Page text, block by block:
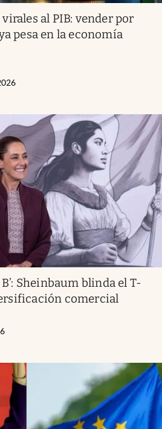
al PIB: vender por
pesa en la economía
Sheinbaum blinda el T-
comercial